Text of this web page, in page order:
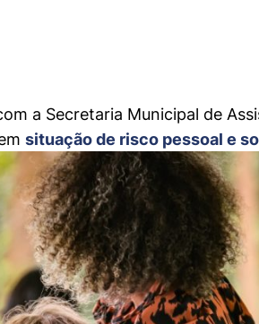
a Secretaria Municipal de
situação de risco pessoal e